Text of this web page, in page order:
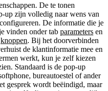
De te tonen
up zijn volledig naar wens van
De informatie die je
vinden onder tab parameters en
knoppen. Bij het doorverbinden
de klantinformatie mee en
werkt, kun je zelf kiezen
Standaard is de pop-up
bureautoestel of ander
gesprek wordt beëindigd, maar